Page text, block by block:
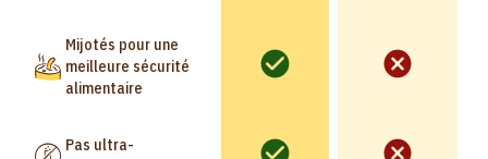
Mijotés pour une
meilleure sécurité
alimentaire
Pas ultra-